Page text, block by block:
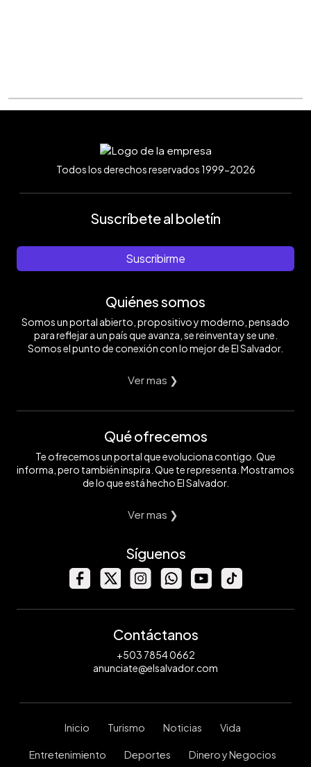
Todos los derechos reservados 1999-2026
Suscríbete al boletín
Suscribirme
Quiénes somos
Somos un portal abierto, propositivo y moderno, pensado
para reflejar a un país que avanza, se reinventa y se une.
Somos el punto de conexión con lo mejor de El Salvador.
Ver mas ❯
Qué ofrecemos
Te ofrecemos un portal que evoluciona contigo. Que
informa, pero también inspira. Que te representa. Mostramos
de lo que está hecho El Salvador.
Ver mas ❯
Síguenos
Contáctanos
+503 7854 0662
anunciate@elsalvador.com
Inicio Turismo Noticias Vida
Entretenimiento Deportes Dinero y Negocios